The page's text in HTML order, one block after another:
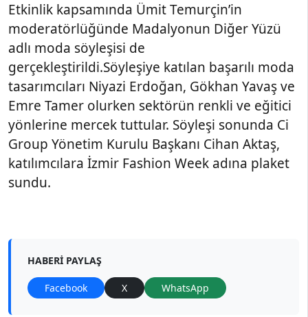
Etkinlik kapsamında Ümit Temurçin’in
moderatörlüğünde Madalyonun Diğer Yüzü
adlı moda söyleşisi de
gerçekleştirildi.Söyleşiye katılan başarılı moda
tasarımcıları Niyazi Erdoğan, Gökhan Yavaş ve
Emre Tamer olurken sektörün renkli ve eğitici
yönlerine mercek tuttular. Söyleşi sonunda Ci
Group Yönetim Kurulu Başkanı Cihan Aktaş,
katılımcılara İzmir Fashion Week adına plaket
sundu.
HABERI PAYLAŞ
Facebook X WhatsApp